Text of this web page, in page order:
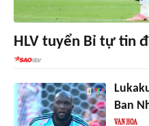
HLV tuyển Bỉ tự tin
Ban